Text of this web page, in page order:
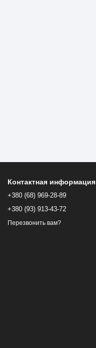
Контактная информация
+380 (68) 969-28-89
+380 (93) 913-43-72
Перезвонить вам?